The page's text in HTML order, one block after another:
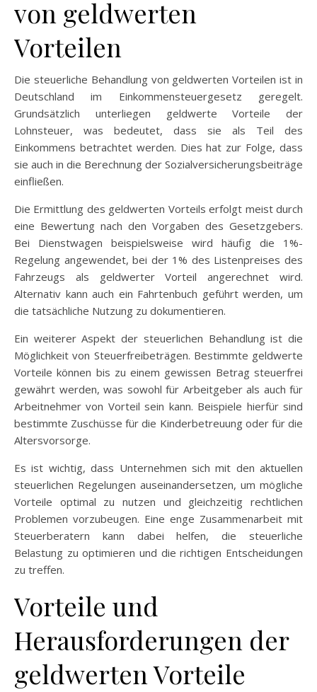
von geldwerten
Vorteilen
Die steuerliche Behandlung von geldwerten Vorteilen ist in
Deutschland im Einkommensteuergesetz geregelt.
Grundsätzlich unterliegen geldwerte Vorteile der
Lohnsteuer, was bedeutet, dass sie als Teil des
Einkommens betrachtet werden. Dies hat zur Folge, dass
sie auch in die Berechnung der Sozialversicherungsbeiträge
einfließen.
Die Ermittlung des geldwerten Vorteils erfolgt meist durch
eine Bewertung nach den Vorgaben des Gesetzgebers.
Bei Dienstwagen beispielsweise wird häufig die 1%-
Regelung angewendet, bei der 1% des Listenpreises des
Fahrzeugs als geldwerter Vorteil angerechnet wird.
Alternativ kann auch ein Fahrtenbuch geführt werden, um
die tatsächliche Nutzung zu dokumentieren.
Ein weiterer Aspekt der steuerlichen Behandlung ist die
Möglichkeit von Steuerfreibeträgen. Bestimmte geldwerte
Vorteile können bis zu einem gewissen Betrag steuerfrei
gewährt werden, was sowohl für Arbeitgeber als auch für
Arbeitnehmer von Vorteil sein kann. Beispiele hierfür sind
bestimmte Zuschüsse für die Kinderbetreuung oder für die
Altersvorsorge.
Es ist wichtig, dass Unternehmen sich mit den aktuellen
steuerlichen Regelungen auseinandersetzen, um mögliche
Vorteile optimal zu nutzen und gleichzeitig rechtlichen
Problemen vorzubeugen. Eine enge Zusammenarbeit mit
Steuerberatern kann dabei helfen, die steuerliche
Belastung zu optimieren und die richtigen Entscheidungen
zu treffen.
Vorteile und
Herausforderungen der
geldwerten Vorteile